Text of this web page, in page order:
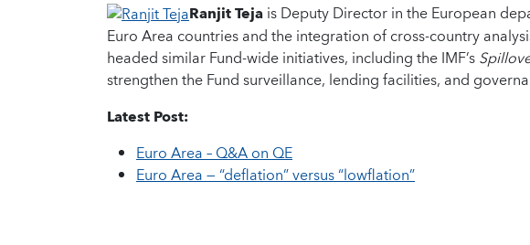
Ranjit Tejais Deputy Director in the European
Euro Area countries and the integration of cross-country
headed similar Fund-wide initiatives, including the IMF’s
strengthen the Fund surveillance, lending facilities, and
Latest Post:
Euro Area – Q&A on QE
Euro Area — “deflation” versus “lowflation”